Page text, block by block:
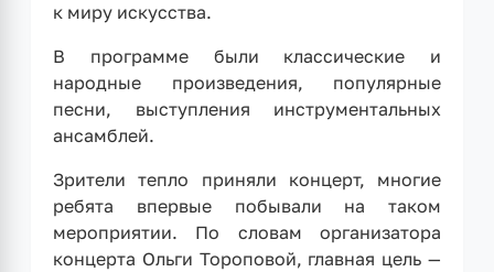
к миру искусства.
В программе были классические и
народные произведения, популярные
песни, выступления инструментальных
ансамблей.
Зрители тепло приняли концерт, многие
ребята впервые побывали на таком
мероприятии. По словам организатора
концерта Ольги Тороповой, главная цель —